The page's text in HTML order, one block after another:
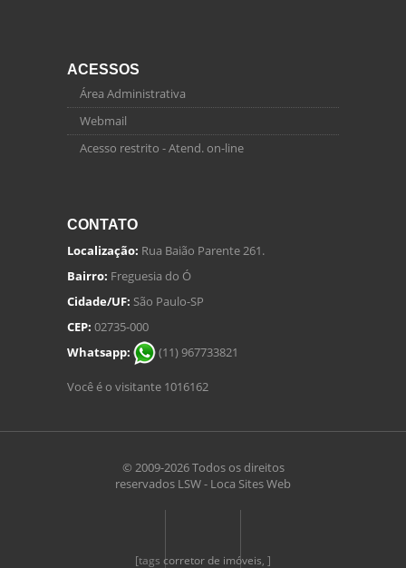
ACESSOS
Área Administrativa
Webmail
Acesso restrito - Atend. on-line
CONTATO
Localização: Rua Baião Parente 261.
Bairro: Freguesia do Ó
Cidade/UF: São Paulo-SP
CEP: 02735-000
Whatsapp:
(11) 967733821
Você é o visitante 1016162
© 2009-2026 Todos os direitos
reservados LSW - Loca Sites Web
[tags corretor de imóveis, ]